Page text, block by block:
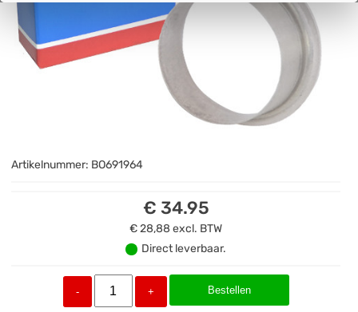
Artikelnummer: BO691964
€ 34.95
€ 28,88 excl. BTW
Direct leverbaar.
- + Bestellen